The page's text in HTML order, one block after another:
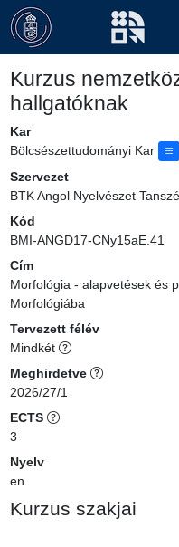
Kurzus
hallgatóknak
Kar
Bölcsészettudományi Kar
Szervezet
BTK Angol Nyelvészet
Kód
BMI-ANGD17-CNy15aE.41
Cím
Morfológia - alapvetések és
Morfológiába
Tervezett félév
Mindkét
Meghirdetve
2026/27/1
ECTS
3
Nyelv
en
Kurzus szakjai